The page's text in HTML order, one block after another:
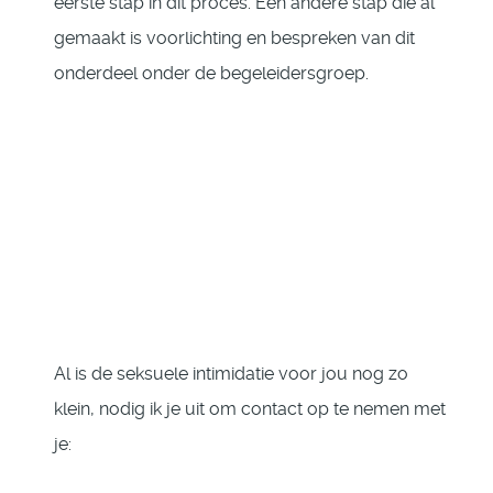
gemaakt is voorlichting en bespreken van dit
onderdeel onder de begeleidersgroep.
Al is de seksuele intimidatie voor jou nog zo
klein, nodig ik je uit om contact op te nemen met
je: